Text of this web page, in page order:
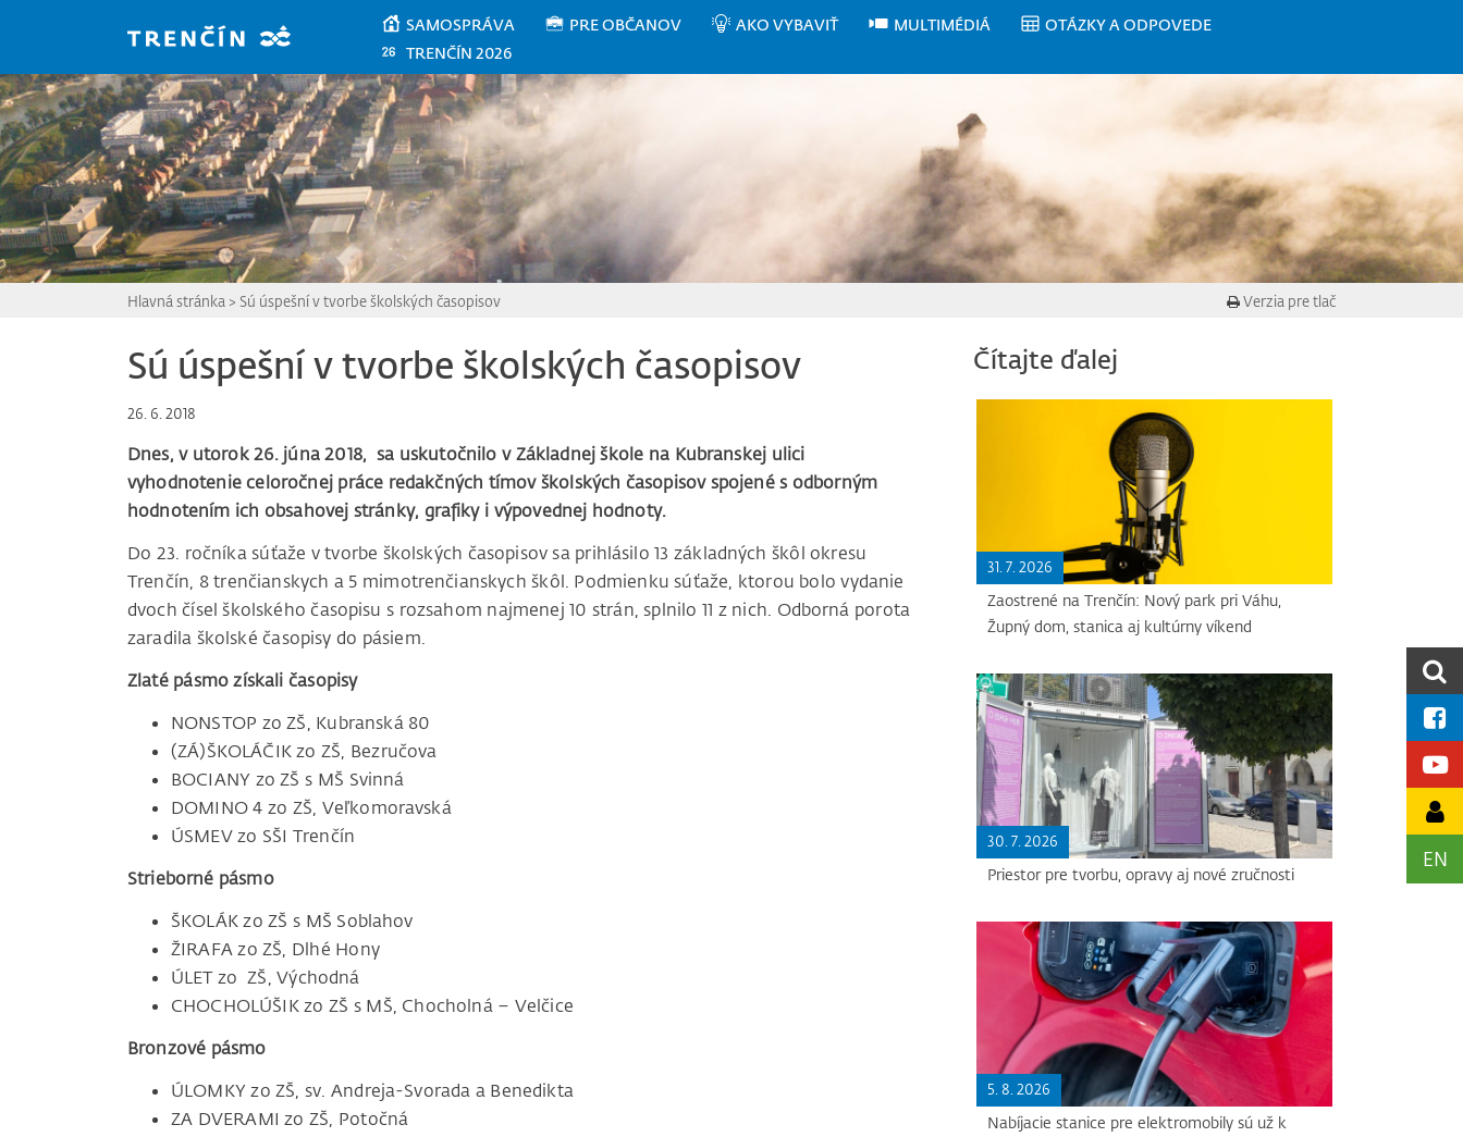
SAMOSPRÁVA PRE OBČANOV AKO VYBAVIŤ MULTIMÉDIÁ
OTÁZKY A ODPOVEDE
TRENČÍN 2026
EN
Hlavná stránka > Sú úspešní v tvorbe školských časopisov Verzia pre tlač
Sú úspešní v tvorbe školských časopisov
26. 6. 2018
Dnes, v utorok 26. júna 2018, sa uskutočnilo v Základnej škole na Kubranskej ulici
vyhodnotenie celoročnej práce redakčných tímov školských časopisov spojené s odborným
hodnotením ich obsahovej stránky, grafiky i výpovednej hodnoty.
Do 23. ročníka súťaže v tvorbe školských časopisov sa prihlásilo 13 základných škôl okresu
Trenčín, 8 trenčianskych a 5 mimotrenčianskych škôl. Podmienku súťaže, ktorou bolo vydanie
dvoch čísel školského časopisu s rozsahom najmenej 10 strán, splnilo 11 z nich. Odborná porota
zaradila školské časopisy do pásiem.
Zlaté pásmo získali časopisy
NONSTOP zo ZŠ, Kubranská 80
(ZÁ)ŠKOLÁČIK zo ZŠ, Bezručova
BOCIANY zo ZŠ s MŠ Svinná
DOMINO 4 zo ZŠ, Veľkomoravská
ÚSMEV zo SŠI Trenčín
Strieborné pásmo
ŠKOLÁK zo ZŠ s MŠ Soblahov
ŽIRAFA zo ZŠ, Dlhé Hony
ÚLET zo ZŠ, Východná
CHOCHOLÚŠIK zo ZŠ s MŠ, Chocholná – Velčice
Bronzové pásmo
ÚLOMKY zo ZŠ, sv. Andreja-Svorada a Benedikta
ZA DVERAMI zo ZŠ, Potočná
Čítajte ďalej
31. 7. 2026
Zaostrené na Trenčín: Nový park pri Váhu,
Župný dom, stanica aj kultúrny víkend
30. 7. 2026
Priestor pre tvorbu, opravy aj nové zručnosti
5. 8. 2026
Nabíjacie stanice pre elektromobily sú už k